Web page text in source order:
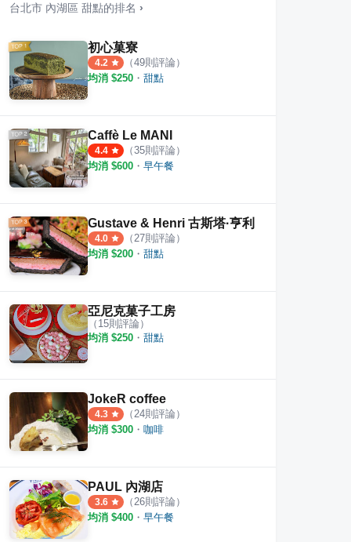
喬記 文德店
台北市 內湖區 甜點的排名 ›
初心菓寮
4.2 （49則評論）
均消 $250 ・ 甜點
Caffè Le MANI
4.4 （35則評論）
均消 $600 ・ 早午餐
Gustave & Henri 古斯塔·亨利
4.0 （ 27則評論）
均消 $200 ・ 甜點
亞尼克菓子工房
（ 15則評論）
均消 $250 ・ 甜點
JokeR coffee
4.3 （ 24則評論）
均消 $300 ・ 咖啡
PAUL 內湖店
3.6 （ 26則評論）
均消 $400 ・ 早午餐